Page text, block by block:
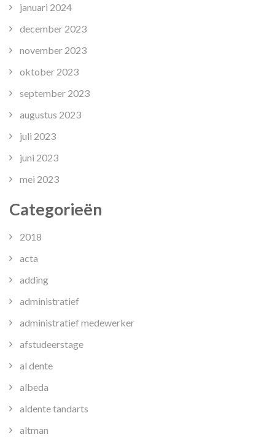
januari 2024
december 2023
november 2023
oktober 2023
september 2023
augustus 2023
juli 2023
juni 2023
mei 2023
Categorieën
2018
acta
adding
administratief
administratief medewerker
afstudeerstage
al dente
albeda
aldente tandarts
altman